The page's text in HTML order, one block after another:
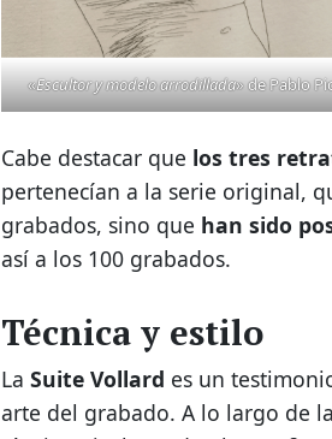
«Escultor y modelo arrodillada» de Pablo
Cabe destacar que los tres
pertenecían a la serie original,
grabados, sino que han sido
así a los 100 grabados.
Técnica y estilo
La Suite Vollard es un
arte del grabado. A lo largo de